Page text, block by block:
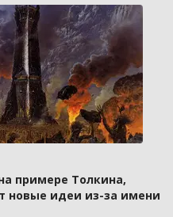
примере Толкина,
новые идеи из-за имени